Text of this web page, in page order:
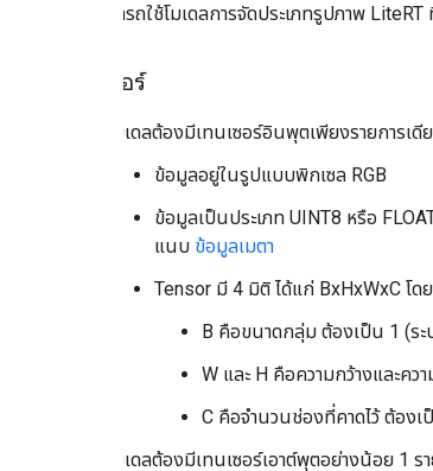
คุณสามารถใช้โมเดลการจัดประเภทรูปภาพ
เทนเซอร์
โมเดลต้องมีเทนเซอร์อินพุตเพียงรายการเ
ข้อมูลอยู่ในรูปแบบพิกเซล RGB
ข้อมูลเป็นประเภท UINT8 หรือ
แนบ ข้อมูลเมตา
Tensor มี 4 มิติ ได้แก่ BxHxWxC โด
B คือขนาดกลุ่ม ต้องเป็น 1 (ร
W และ H คือความกว้างและค
C คือจำนวนช่องที่คาดไว้ ต้องเ
โมเดลต้องมีเทนเซอร์เอาต์พุตอย่างน้อย 1